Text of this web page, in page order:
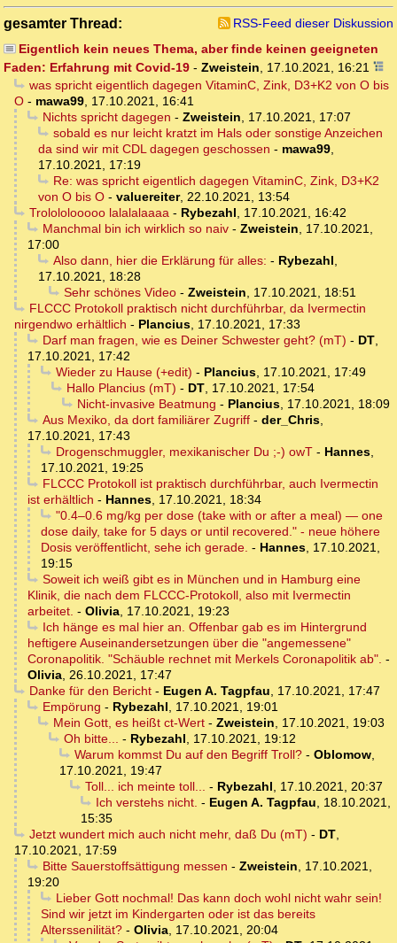
gesamter Thread:
RSS-Feed dieser Diskussion
Eigentlich kein neues Thema, aber finde keinen geeigneten
Faden: Erfahrung mit Covid-19 - Zweistein, 17.10.2021, 16:21
was spricht eigentlich dagegen VitaminC, Zink, D3+K2 von O bis
O - mawa99, 17.10.2021, 16:41
Nichts spricht dagegen - Zweistein, 17.10.2021, 17:07
sobald es nur leicht kratzt im Hals oder sonstige Anzeichen
da sind wir mit CDL dagegen geschossen - mawa99,
17.10.2021, 17:19
Re: was spricht eigentlich dagegen VitaminC, Zink, D3+K2
von O bis O - valuereiter, 22.10.2021, 13:54
Trolololooooo lalalalaaaa- Rybezahl, 17.10.2021, 16:42
Manchmal bin ich wirklich so naiv- Zweistein, 17.10.2021,
17:00
Also dann, hier die Erklärung für alles: - Rybezahl,
17.10.2021, 18:28
Sehr schönes Video- Zweistein, 17.10.2021, 18:51
FLCCC Protokoll praktisch nicht durchführbar, da Ivermectin
nirgendwo erhältlich - Plancius, 17.10.2021, 17:33
Darf man fragen, wie es Deiner Schwester geht? (mT) - DT,
17.10.2021, 17:42
Wieder zu Hause (+edit) - Plancius, 17.10.2021, 17:49
Hallo Plancius (mT) - DT, 17.10.2021, 17:54
Nicht-invasive Beatmung - Plancius, 17.10.2021, 18:09
Aus Mexiko, da dort familiärer Zugriff- der_Chris,
17.10.2021, 17:43
Drogenschmuggler, mexikanischer Du ;-) owT- Hannes,
17.10.2021, 19:25
FLCCC Protokoll ist praktisch durchführbar, auch Ivermectin
ist erhältlich - Hannes, 17.10.2021, 18:34
"0.4–0.6 mg/kg per dose (take with or after a meal) — one
dose daily, take for 5 days or until recovered." - neue höhere
Dosis veröffentlicht, sehe ich gerade. - Hannes, 17.10.2021,
19:15
Soweit ich weiß gibt es in München und in Hamburg eine
Klinik, die nach dem FLCCC-Protokoll, also mit Ivermectin
arbeitet. - Olivia, 17.10.2021, 19:23
Ich hänge es mal hier an. Offenbar gab es im Hintergrund
heftigere Auseinandersetzungen über die "angemessene"
Coronapolitik. "Schäuble rechnet mit Merkels Coronapolitik ab". -
Olivia, 26.10.2021, 17:47
Danke für den Bericht- Eugen A. Tagpfau, 17.10.2021, 17:47
Empörung - Rybezahl, 17.10.2021, 19:01
Mein Gott, es heißt ct-Wert- Zweistein, 17.10.2021, 19:03
Oh bitte... - Rybezahl, 17.10.2021, 19:12
Warum kommst Du auf den Begriff Troll?- Oblomow,
17.10.2021, 19:47
Toll... ich meinte toll... - Rybezahl, 17.10.2021, 20:37
Ich verstehs nicht. - Eugen A. Tagpfau, 18.10.2021,
15:35
Jetzt wundert mich auch nicht mehr, daß Du (mT) - DT,
17.10.2021, 17:59
Bitte Sauerstoffsättigung messen - Zweistein, 17.10.2021,
19:20
Lieber Gott nochmal! Das kann doch wohl nicht wahr sein!
Sind wir jetzt im Kindergarten oder ist das bereits
Alterssenilität? - Olivia, 17.10.2021, 20:04